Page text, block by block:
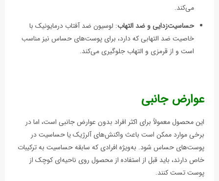
می‌کند.
حساسیت‌زدایی و ضد التهاب: لوسیون ضد آفتاب درمایونیک با
خاصیت ضد التهابی که دارد، برای پوست‌های حساس نیز مناسب
است و از قرمزی و التهاب جلوگیری می‌کند.
عوارض جانبی
این محصول معمولاً برای اکثر افراد بدون عوارض جانبی است، اما در
برخی موارد ممکن است باعث واکنش‌های آلرژیک یا حساسیت در
پوست‌های حساس شود. به‌ویژه افرادی که سابقه حساسیت به ترکیبات
خاص دارند، باید قبل از استفاده از محصول روی ناحیه‌ای کوچک از
پوست تست کنند.